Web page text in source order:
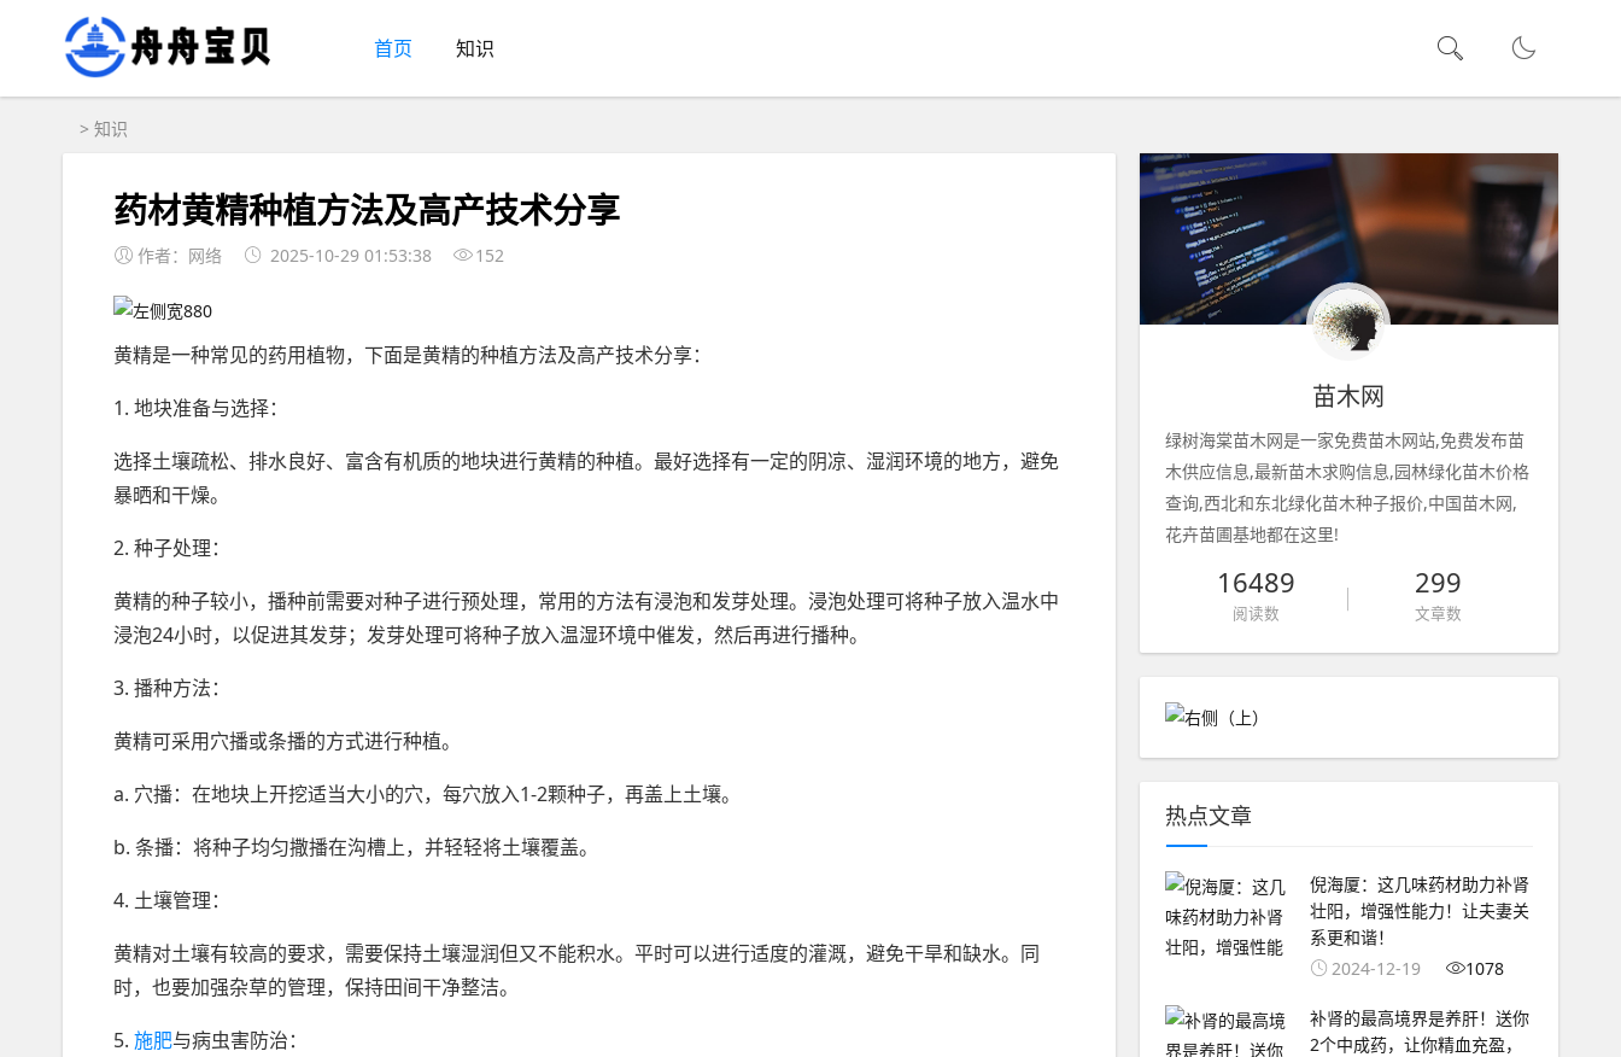
首页 知识
> 知识
药材黄精种植方法及高产技术分享
作者：网络 2025-10-29 01:53:38 152
黄精是一种常见的药用植物，下面是黄精的种植方法及高产技术分享：
1. 地块准备与选择：
选择土壤疏松、排水良好、富含有机质的地块进行黄精的种植。最好选择有一定的阴凉、湿润环境的地方，避免
暴晒和干燥。
2. 种子处理：
黄精的种子较小，播种前需要对种子进行预处理，常用的方法有浸泡和发芽处理。浸泡处理可将种子放入温水中
浸泡24小时，以促进其发芽；发芽处理可将种子放入温湿环境中催发，然后再进行播种。
3. 播种方法：
黄精可采用穴播或条播的方式进行种植。
a. 穴播：在地块上开挖适当大小的穴，每穴放入1-2颗种子，再盖上土壤。
b. 条播：将种子均匀撒播在沟槽上，并轻轻将土壤覆盖。
4. 土壤管理：
黄精对土壤有较高的要求，需要保持土壤湿润但又不能积水。平时可以进行适度的灌溉，避免干旱和缺水。同
时，也要加强杂草的管理，保持田间干净整洁。
5. 施肥与病虫害防治：
苗木网
绿树海棠苗木网是一家免费苗木网站,免费发布苗
木供应信息,最新苗木求购信息,园林绿化苗木价格
查询,西北和东北绿化苗木种子报价,中国苗木网,
花卉苗圃基地都在这里!
16489
阅读数
299
文章数
热点文章
倪海厦：这几味药材助力补肾
壮阳，增强性能力！让夫妻关
系更和谐！
2024-12-19
1078
补肾的最高境界是养肝！送你
2个中成药，让你精血充盈，